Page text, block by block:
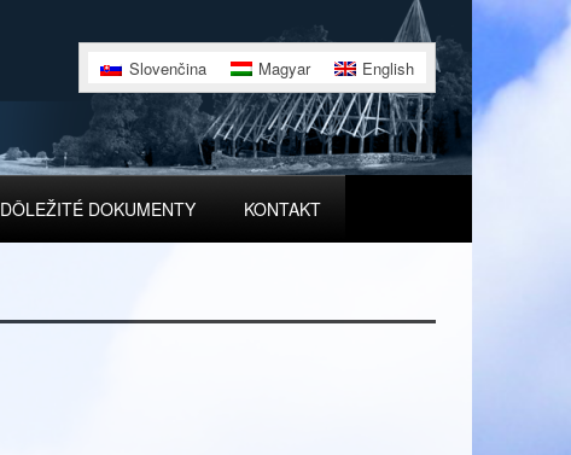
Slovenčina Magyar English
DÔLEŽITÉ DOKUMENTY KONTAKT